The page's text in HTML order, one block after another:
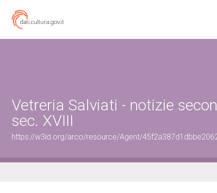
Vetreria Salviati - notizie
sec. XVIII
https://w3id.org/arco/resource/Agent/